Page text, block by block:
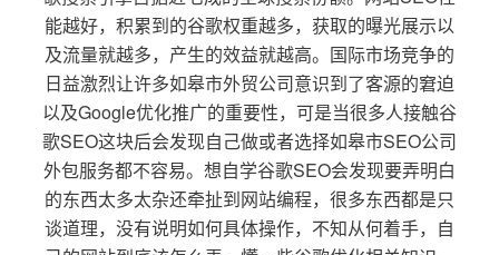
能越好，积累到的谷歌权重越多，获取的曝光展示以
及流量就越多，产生的效益就越高。国际市场竞争的
日益激烈让许多如皋市外贸公司意识到了客源的窘迫
以及Google优化推广的重要性，可是当很多人接触谷
歌SEO这块后会发现自己做或者选择如皋市SEO公司
外包服务都不容易。想自学谷歌SEO会发现要弄明白
的东西太多太杂还牵扯到网站编程，很多东西都是只
谈道理，没有说明如何具体操作，不知从何着手，自